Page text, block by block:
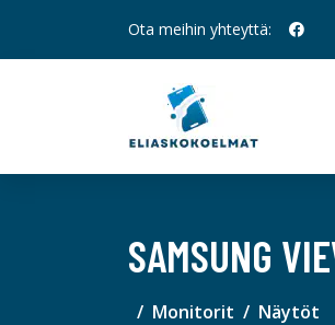
Ota meihin yhteyttä:
SAMSUNG
Monitorit Näytöt